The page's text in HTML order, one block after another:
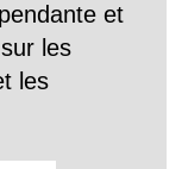
et
les
les